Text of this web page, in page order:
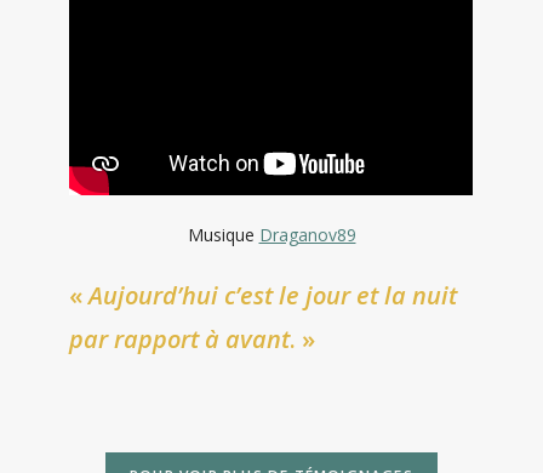
Musique Draganov89
«Aujourd’hui c’est le jour et la nuit
par rapport à avant. »